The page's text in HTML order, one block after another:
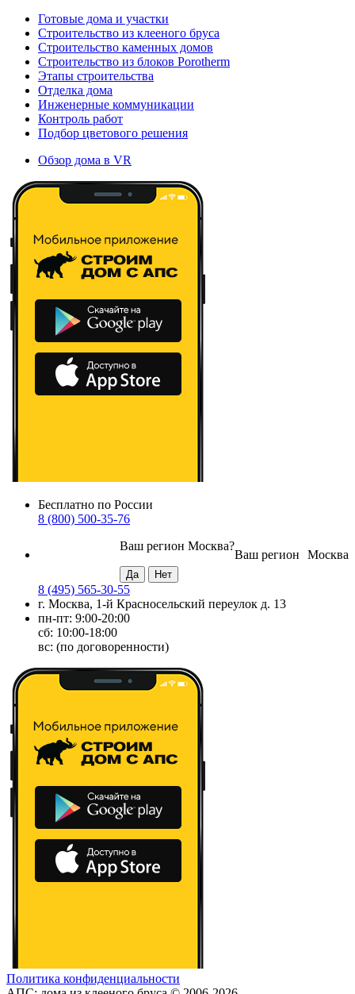
Готовые дома и участки
Строительство из клееного бруса
Строительство каменных домов
Строительство из блоков Porotherm
Этапы строительства
Отделка дома
Инженерные коммуникации
Контроль работ
Подбор цветового решения
Обзор дома в VR
Бесплатно по России
8 (800) 500-35-76
Москва
Ваш регион
Ваш регион Москва?
8 (495) 565-30-55
г. Москва, 1-й Красносельский переулок д. 13
пн-пт: 9:00-20:00
сб: 10:00-18:00
вс: (по договоренности)
Политика конфиденциальности